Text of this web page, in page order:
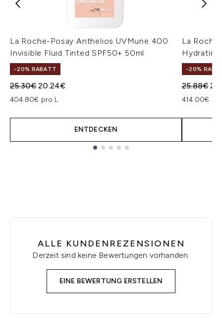
La Roche-Posay Anthelios UVMune 400
Invisible Fluid Tinted SPF50+ 50ml
-20% RABATT
Unverbindliche Preisempfehlung:
25.30€Aktueller Preis:
20.24€
404.80€ pro L
ENTDECKEN
La
-20%
25.88€
414.00€
ALLE KUNDENREZENSIONEN
Derzeit sind keine Bewertungen vorhanden.
EINE BEWERTUNG ERSTELLEN